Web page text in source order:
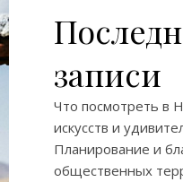
записи
Что посмотреть в
искусств и
Планирование и
общественных